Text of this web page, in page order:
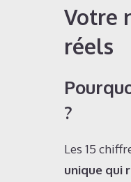
Votre
réels
?
Les 15
unique qui